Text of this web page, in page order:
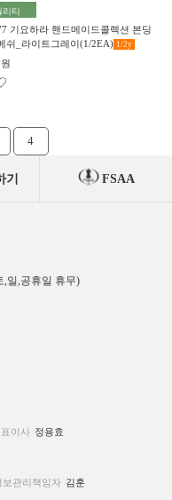
리티
기요하라 핸드메이드콜렉션 본딩
쉬_라이트그레이(1/2EA) 1/2y
4
FSAA
,일,공휴일 휴무)
이사 정용효
보관리책임자 김훈